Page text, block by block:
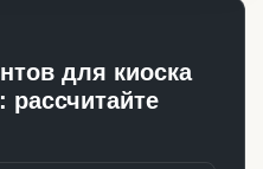
для киоска